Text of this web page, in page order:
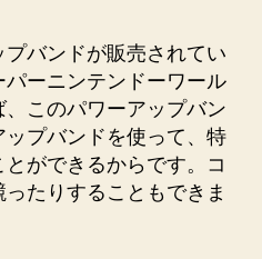
バンドが販売されてい
ーニンテンドーワール
、このパワーアップバン
ップバンドを使って、特
ができるからです。コ
たりすることもできま